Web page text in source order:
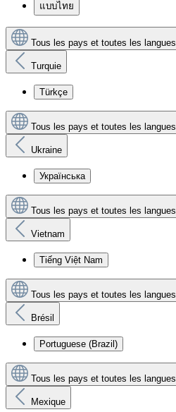
แบบไทย
Tous les pays et toutes les langues
Turquie
Türkçe
Tous les pays et toutes les langues
Ukraine
Українська
Tous les pays et toutes les langues
Vietnam
Tiếng Việt Nam
Tous les pays et toutes les langues
Brésil
Portuguese (Brazil)
Tous les pays et toutes les langues
Mexique